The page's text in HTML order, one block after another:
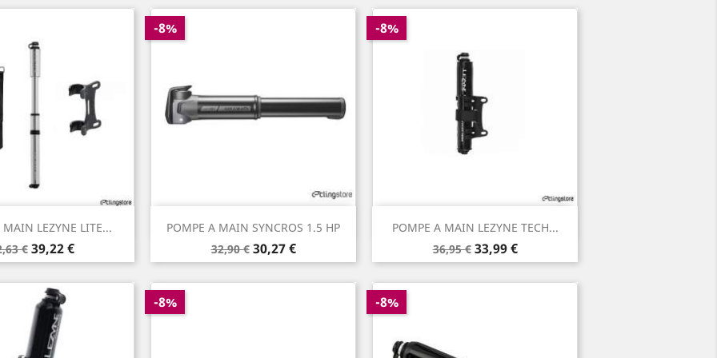
MAIN LEZYNE LITE...
€ Prix
39,22 €
rapide POMPE A MAIN SYNCROS 1.5 HP
Prix
de
base
32,90 €
-8%
Prix
30,27 €
 Aperçu rapide POMPE A MAIN LEZYNE TECH...
Prix
de
base
36,95 €
-8%
Prix
33,99 €
 Aperçu rapide
-8% -8%